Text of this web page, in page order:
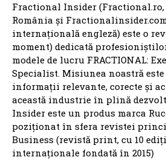
Fractional Insider
România și
internațională engleză) este o
moment) dedicată
modele de lucru FRACTIONAL:
Specialist. Misiunea noastră este
informații relevante, corecte și
această industrie în plină
Insider este un produs marca
poziționat în sfera revistei
Business (revistă print, cu 10
internaționale fondată în 2015)